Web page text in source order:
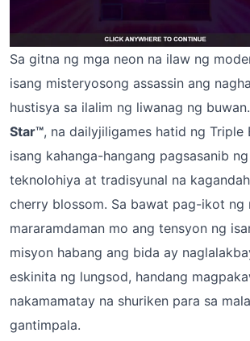
Sa gitna ng mga neon na ilaw ng
isang misteryosong assassin ang
hustisya sa ilalim ng liwanag ng
Star™, na dailyjiligames hatid ng Triple
isang kahanga-hangang pagsasanib
teknolohiya at tradisyunal na
cherry blossom. Sa bawat pag-ikot ng
mararamdaman mo ang tensyon ng
misyon habang ang bida ay
eskinita ng lungsod, handang
nakamamatay na shuriken para sa
gantimpala.